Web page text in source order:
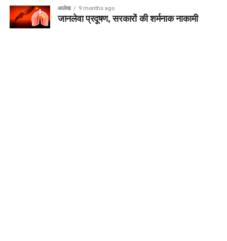
आलेख 9 months ago
जानलेवा प्रदूषण, सरकारों की शर्मनाक नाकामी